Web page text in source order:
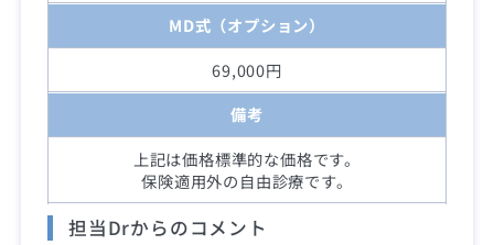
MD式（オプション）
69,000円
備考
上記は価格標準的な価格です。
保険適用外の自由診療です。
担当Drからのコメント